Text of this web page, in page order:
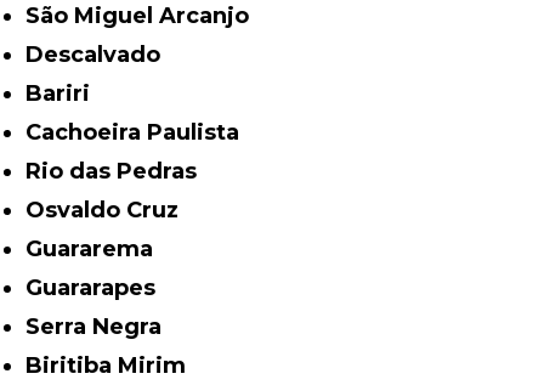
São Miguel Arcanjo
Descalvado
Bariri
Cachoeira Paulista
Rio das Pedras
Osvaldo Cruz
Guararema
Guararapes
Serra Negra
Biritiba Mirim